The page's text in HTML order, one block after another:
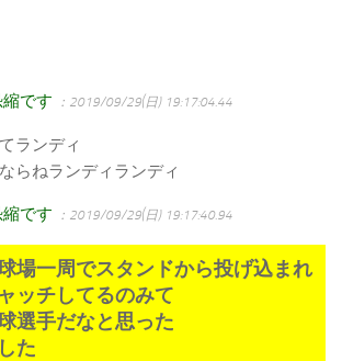
です ：2019/09/29(日) 19:17:04.44
ランディ
らねランディランディ
です ：2019/09/29(日) 19:17:40.94
場一周でスタンドから投げ込まれ
ッチしてるのみて
選手だなと思った
た